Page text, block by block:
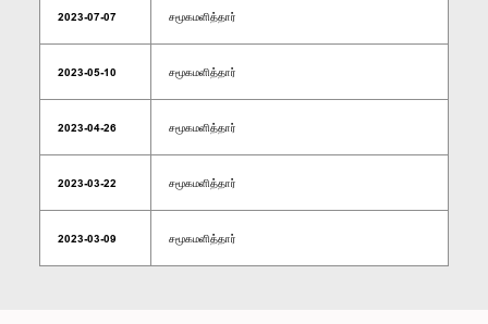
2023-07-07 சமூகமளித்தார்
2023-05-10 சமூகமளித்தார்
2023-04-26 சமூகமளித்தார்
2023-03-22 சமூகமளித்தார்
2023-03-09 சமூகமளித்தார்